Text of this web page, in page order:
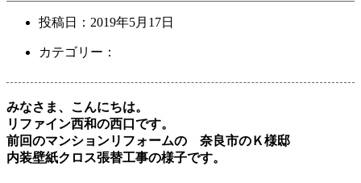
投稿日： 2019年5月17日
カテゴリー：
みなさま、こんにちは。
リファイン西和の西口です。
前回のマンションリフォームの 奈良市のＫ様邸
内装壁紙クロス張替工事の様子です。